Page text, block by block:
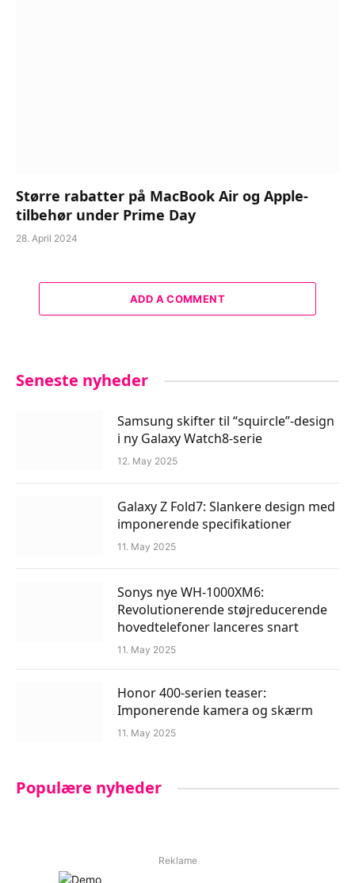
Større rabatter på MacBook Air og Apple-
tilbehør under Prime Day
28. April 2024
ADD A COMMENT
Seneste nyheder
Samsung skifter til “squircle”-design
i ny Galaxy Watch8-serie
12. May 2025
Galaxy Z Fold7: Slankere design med
imponerende specifikationer
11. May 2025
Sonys nye WH-1000XM6:
Revolutionerende støjreducerende
hovedtelefoner lanceres snart
11. May 2025
Honor 400-serien teaser:
Imponerende kamera og skærm
11. May 2025
Populære nyheder
Reklame